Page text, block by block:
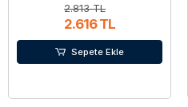
2.813 TL
2.616 TL
Sepete Ekle